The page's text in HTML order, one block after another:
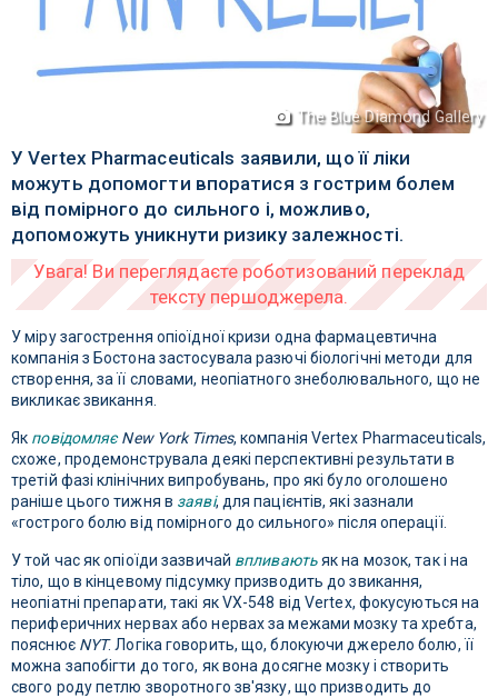
The Blue Diamond Gallery
У Vertex Pharmaceuticals заявили, що її ліки
можуть допомогти впоратися з гострим болем
від помірного до сильного і, можливо,
допоможуть уникнути ризику залежності.
У міру загострення опіоїдної кризи одна фармацевтична
компанія з Бостона застосувала разючі біологічні методи для
створення, за її словами, неопіатного знеболювального, що не
викликає звикання.
Як повідомляє New York Times, компанія Vertex Pharmaceuticals,
схоже, продемонструвала деякі перспективні результати в
третій фазі клінічних випробувань, про які було оголошено
раніше цього тижня в заяві, для пацієнтів, які зазнали
«гострого болю від помірного до сильного» після операції.
У той час як опіоїди зазвичай впливаютьяк на мозок, так і на
тіло, що в кінцевому підсумку призводить до звикання,
неопіатні препарати, такі як VX-548 від Vertex, фокусуються на
периферичних нервах або нервах за межами мозку та хребта,
пояснює NYT. Логіка говорить, що, блокуючи джерело болю, її
можна запобігти до того, як вона досягне мозку і створить
свого роду петлю зворотного зв'язку, що призводить до